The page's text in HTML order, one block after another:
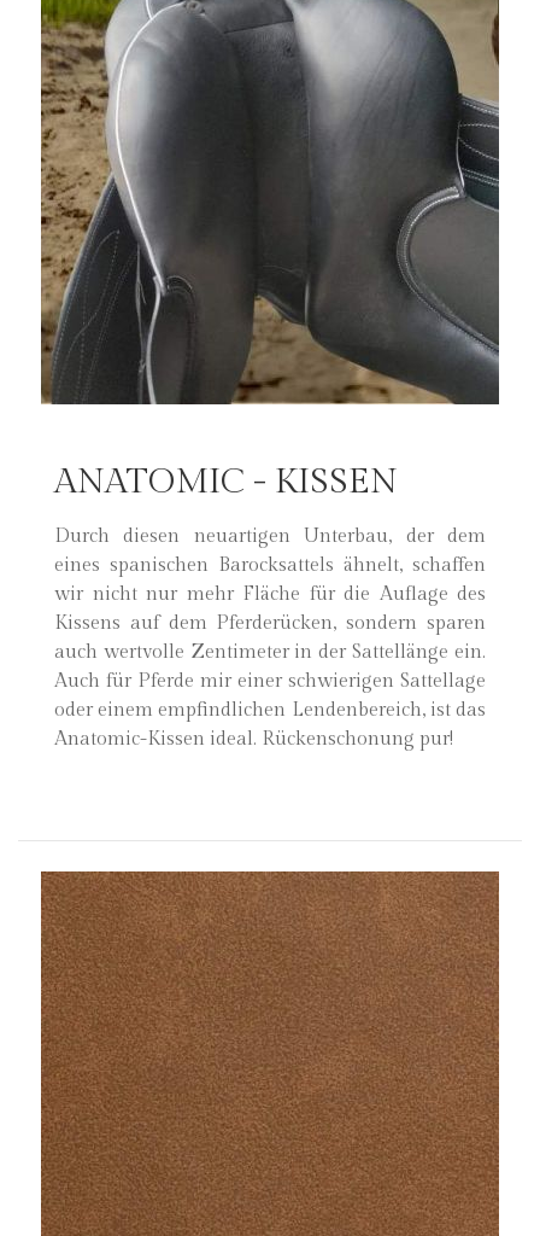
ANATOMIC - KISSEN
Durch diesen neuartigen Unterbau, der dem
eines spanischen Barocksattels ähnelt, schaffen
wir nicht nur mehr Fläche für die Auflage des
Kissens auf dem Pferderücken, sondern sparen
auch wertvolle Zentimeter in der Sattellänge ein.
Auch für Pferde mir einer schwierigen Sattellage
oder einem empfindlichen Lendenbereich, ist das
Anatomic-Kissen ideal. Rückenschonung pur!